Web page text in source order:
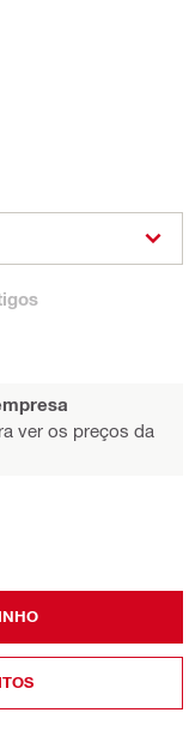
ver os preços da